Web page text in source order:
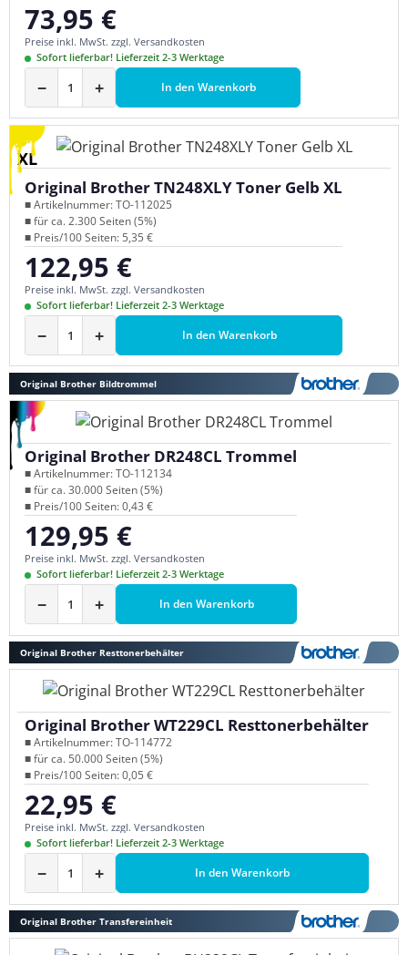
Regulärer Preis:
73,95 €
Preise inkl. MwSt. zzgl. Versandkosten
Sofort lieferbar! Lieferzeit 2-3 Werktage
− + In den Warenkorb
XL
Original Brother TN248XLY Toner Gelb XL
■ Artikelnummer: TO-112025
■ für ca. 2.300 Seiten (5%)
■ Preis/100 Seiten: 5,35 €
Regulärer Preis:
122,95 €
Preise inkl. MwSt. zzgl. Versandkosten
Sofort lieferbar! Lieferzeit 2-3 Werktage
− + In den Warenkorb
Original Brother Bildtrommel
Original Brother DR248CL Trommel
■ Artikelnummer: TO-112134
■ für ca. 30.000 Seiten (5%)
■ Preis/100 Seiten: 0,43 €
Regulärer Preis:
129,95 €
Preise inkl. MwSt. zzgl. Versandkosten
Sofort lieferbar! Lieferzeit 2-3 Werktage
− + In den Warenkorb
Original Brother Resttonerbehälter
Original Brother WT229CL Resttonerbehälter
■ Artikelnummer: TO-114772
■ für ca. 50.000 Seiten (5%)
■ Preis/100 Seiten: 0,05 €
Regulärer Preis:
22,95 €
Preise inkl. MwSt. zzgl. Versandkosten
Sofort lieferbar! Lieferzeit 2-3 Werktage
− + In den Warenkorb
Original Brother Transfereinheit